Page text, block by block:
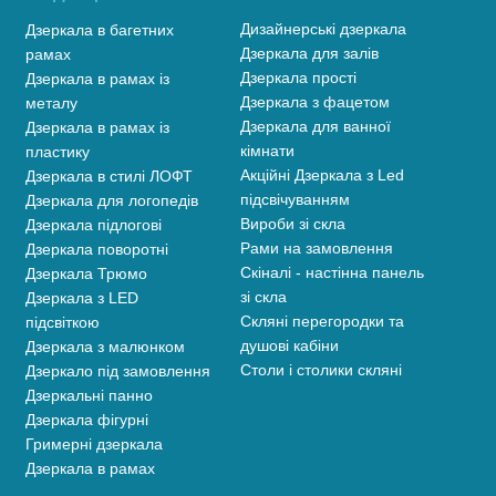
Дзеркала в багетних
рамах
Дзеркала в рамах із
металу
Дзеркала в рамах із
пластику
Дзеркала в стилі ЛОФТ
Дзеркала для логопедів
Дзеркала підлогові
Дзеркала поворотні
Дзеркала Трюмо
Дзеркала з LED
підсвіткою
Дзеркала з малюнком
Дзеркало під замовлення
Дзеркальні панно
Дзеркала фігурні
Гримерні дзеркала
Дзеркала в рамах
Дизайнерські дзеркала
Дзеркала для залів
Дзеркала прості
Дзеркала з фацетом
Дзеркала для ванної
кімнати
Акційні Дзеркала з Led
підсвічуванням
Вироби зі скла
Рами на замовлення
Скіналі - настінна панель
зі скла
Скляні перегородки та
душові кабіни
Столи і столики скляні